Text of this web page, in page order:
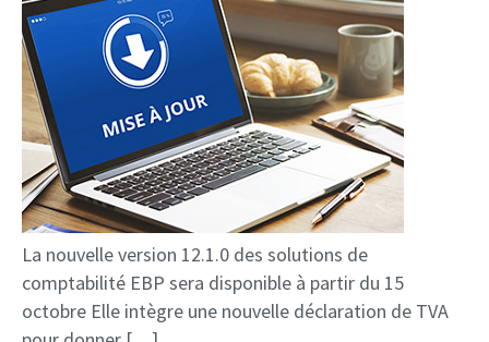
La nouvelle version 12.1.0 des solutions de
comptabilité EBP sera disponible à partir du 15
octobre Elle intègre une nouvelle déclaration de TVA